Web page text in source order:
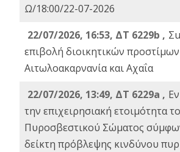
Ω/18:00/22-07-2026
22/07/2026, 16:53, ΔΤ 6229b ,
επιβολή διοικητικών προστίμων
Αιτωλοακαρνανία και Αχαΐα
22/07/2026, 13:49, ΔΤ 6229a ,
την επιχειρησιακή ετοιμότητα
Πυροσβεστικού Σώματος
δείκτη πρόβλεψης κινδύνου